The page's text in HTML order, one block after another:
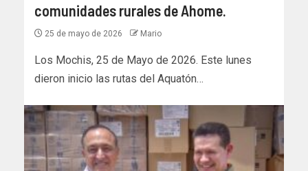
comunidades rurales de Ahome.
25 de mayo de 2026 Mario
Los Mochis, 25 de Mayo de 2026. Este lunes
dieron inicio las rutas del Aquatón…